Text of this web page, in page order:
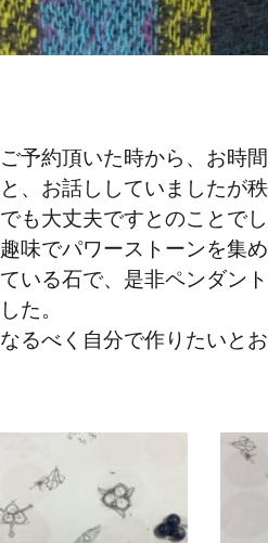
ご予約頂いた時から、お時
と、お話ししていましたが
でも大丈夫ですとのことでし
趣味でパワーストーンを集
ている石で、是非ペンダン
した。
なるべく自分で作りたいと